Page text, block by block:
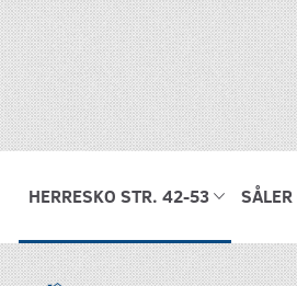
HERRESKO STR. 42-53